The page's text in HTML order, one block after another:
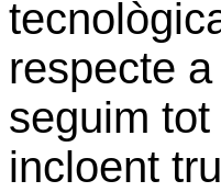
respecte
seguim
incloent